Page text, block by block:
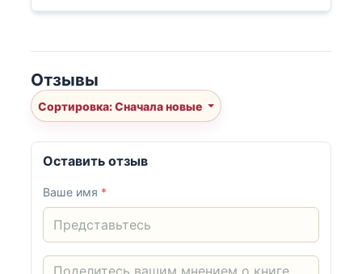
Отзывы
Сортировка: Сначала новые
Оставить отзыв
Ваше имя *